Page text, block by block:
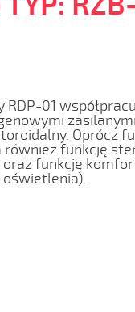
01
Oprócz
również funkcję
funkcję